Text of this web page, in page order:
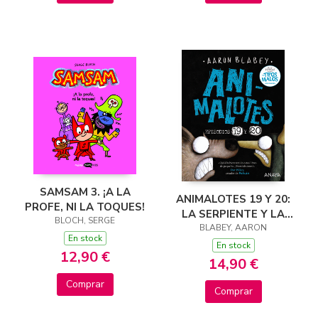
SAMSAM 3. ¡A LA
PROFE, NI LA TOQUES!
BLOCH, SERGE
En stock
12,90 €
Comprar
ANIMALOTES 19 Y 20:
LA SERPIENTE Y LA
BESTIA / UNA COSA
MÁS
BLABEY, AARON
En stock
14,90 €
Comprar